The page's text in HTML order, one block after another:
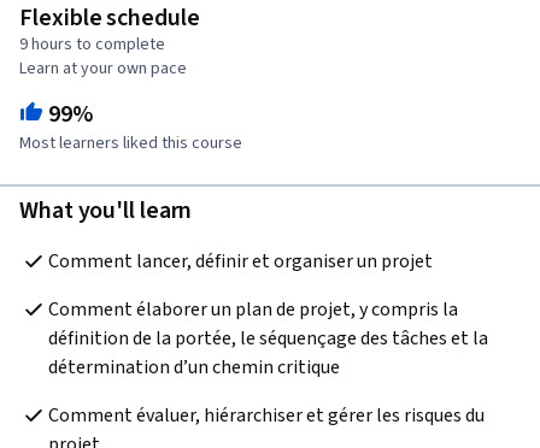
Flexible schedule
9 hours to complete
Learn at your own pace
99%
Most learners liked this course
What you'll learn
Comment lancer, définir et organiser un projet
Comment élaborer un plan de projet, y compris la
définition de la portée, le séquençage des tâches et la
détermination d’un chemin critique
Comment évaluer, hiérarchiser et gérer les risques du